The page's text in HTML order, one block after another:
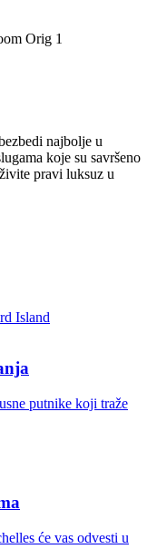
najbolje u
koje su savršeno
pravi luksuz u
putnike koji traže
će vas odvesti u